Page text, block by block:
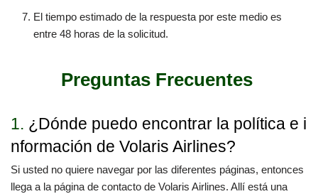
El tiempo estimado de la respuesta por este medio es
entre 48 horas de la solicitud.
Preguntas Frecuentes
1. ¿Dónde puedo encontrar la política e i
nformación de Volaris Airlines?
Si usted no quiere navegar por las diferentes páginas, entonces
llega a la página de contacto de Volaris Airlines. Allí está una